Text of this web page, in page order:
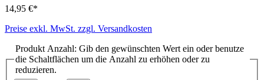
14,95 €*
Preise exkl. MwSt. zzgl. Versandkosten
Produkt Anzahl: Gib den gewünschten Wert ein oder benutze
die Schaltflächen um die Anzahl zu erhöhen oder zu
reduzieren.